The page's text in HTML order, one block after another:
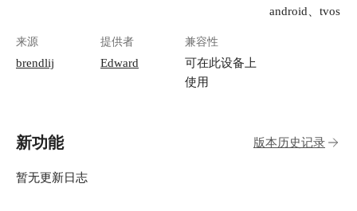
android、tvos
来源
brendlij
提供者
Edward
兼容性
可在此设备上
使用
新功能 版本历史记录
暂无更新日志